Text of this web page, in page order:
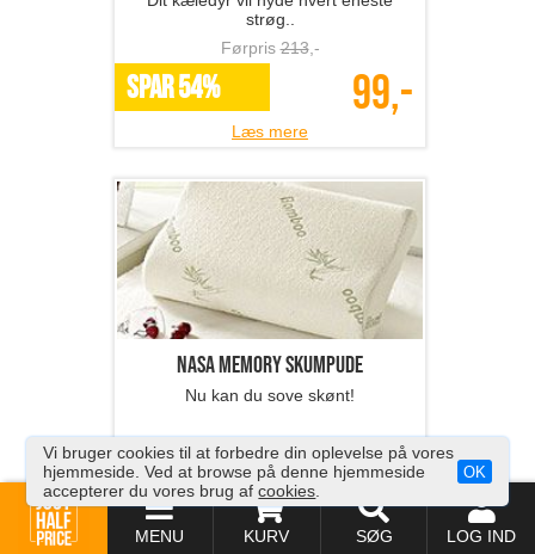
MENU KURV SØG LOG IND
strøg..
Førpris213,-
SPAR 54% 99,-
Læs mere
NASA memory skumpude
Nu kan du sove skønt!
Førpris 581
SPAR 67% 189,-
Læs mere
Vi bruger cookies til at forbedre din oplevelse på vores
hjemmeside. Ved at browse på denne hjemmeside
accepterer du vores brug afcookies
OK